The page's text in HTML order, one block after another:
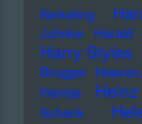
Kerkeling
Juhnke
Harald
Harry Styles
Brugger
Heintje
Schenk